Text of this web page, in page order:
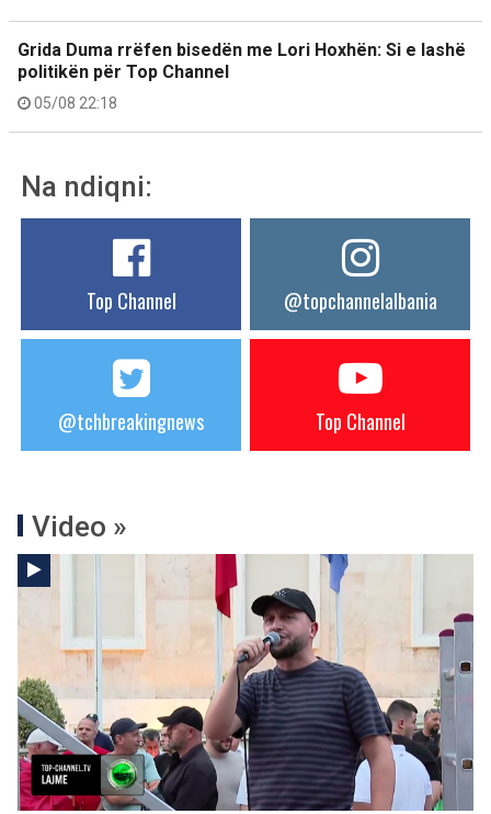
Grida Duma rrëfen bisedën me Lori Hoxhën: Si e lashë
politikën për Top Channel
05/08 22:18
Na ndiqni:
Top Channel @topchannelalbania
@tchbreakingnews Top Channel
Video »